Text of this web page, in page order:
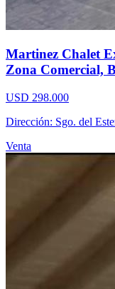
Martinez Chalet
Zona Comercial,
USD 298.000
Dirección: Sgo. del
Venta